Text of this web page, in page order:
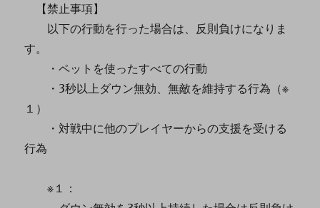
【禁止事項】
以下の行動を行った場合は、反則負けになりま
す。
・ペットを使ったすべての行動
・3秒以上ダウン無効、無敵を維持する行為（※
１）
・対戦中に他のプレイヤーからの支援を受ける
行為
※１：